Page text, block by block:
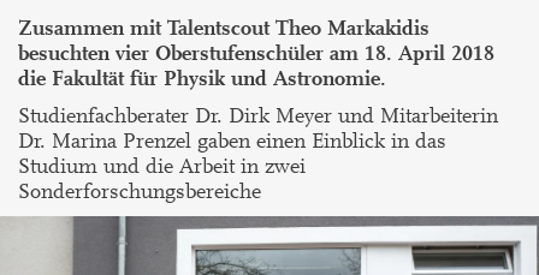
Zusammen mit Talentscout Theo Markakidis
besuchten vier Oberstufenschüler am 18. April 2018
die Fakultät für Physik und Astronomie.
Studienfachberater Dr. Dirk Meyer und Mitarbeiterin
Dr. Marina Prenzel gaben einen Einblick in das
Studium und die Arbeit in zwei
Sonderforschungsbereiche